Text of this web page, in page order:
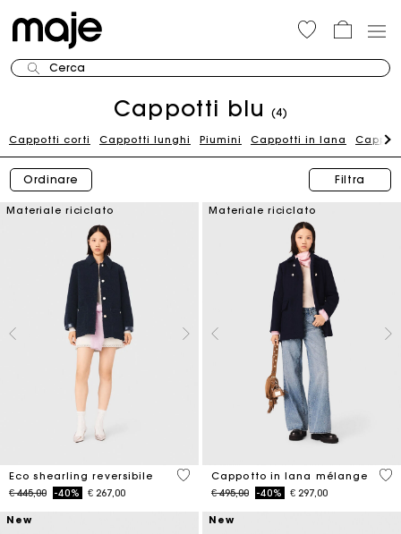
Cerca
Cappotti blu (4)
Cappotti corti Cappotti lunghi Piumini Cappotti in lana
Ordinare Filtra
Materiale riciclato
Eco shearling reversibile
Price reduced from
€ 445,00to-40% € 267,00
4,8 out of 5 Customer Rating
Materiale riciclato
Cappotto in lana mélange
Price reduced from
€ 495,00to-40% € 297,00
5
New New